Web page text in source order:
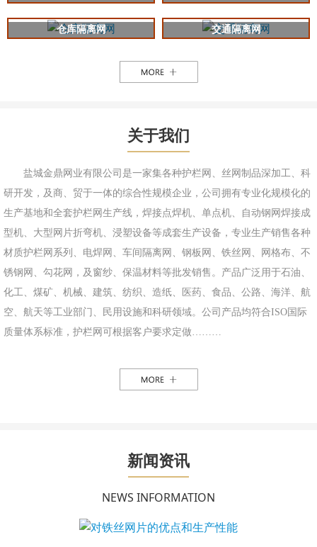
仓库隔离网 交通隔离网
关于我们
盐城金鼎网业有限公司是一家集各种护栏网、丝网制品深加工、科
研开发，及商、贸于一体的综合性规模企业，公司拥有专业化规模化的
生产基地和全套护栏网生产线，焊接点焊机、单点机、自动钢网焊接成
型机、大型网片折弯机、浸塑设备等成套生产设备，专业生产销售各种
材质护栏网系列、电焊网、车间隔离网、钢板网、铁丝网、网格布、不
锈钢网、勾花网，及窗纱、保温材料等批发销售。产品广泛用于石油、
化工、煤矿、机械、建筑、纺织、造纸、医药、食品、公路、海洋、航
空、航天等工业部门、民用设施和科研领域。公司产品均符合ISO国际
质量体系标准，护栏网可根据客户要求定做………
新闻资讯
NEWS INFORMATION